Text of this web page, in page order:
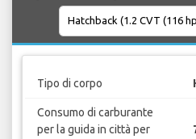
Tipo di corpo
Consumo di carburante
per la guida in città per